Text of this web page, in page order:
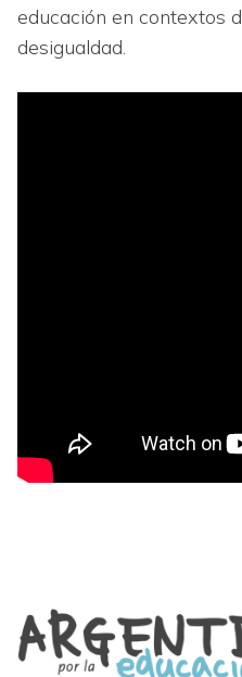
educación en contextos
desigualdad.